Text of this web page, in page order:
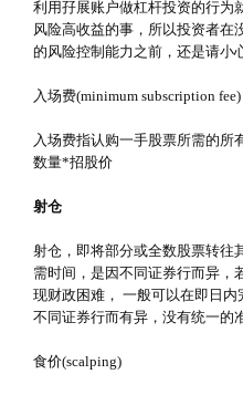
利用孖展账户做杠杆投资的行为
风险高收益的事，所以投资者
的风险控制能力之前，还是请小
入场费(minimum subscription fee)
入场费指认购一手股票所需的所
数量*招股价
射仓
射仓，即将部分或全数股票转往
需时间，是因不同证券行而异，
现财政困难， 一般可以在即日
不同证券行而有异，没有统一的
食价(scalping)